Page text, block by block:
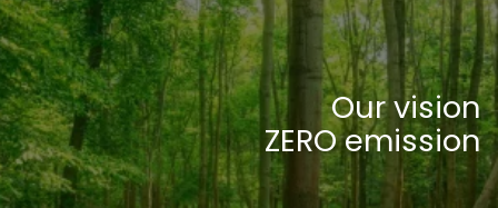
Our vision
ZERO emission